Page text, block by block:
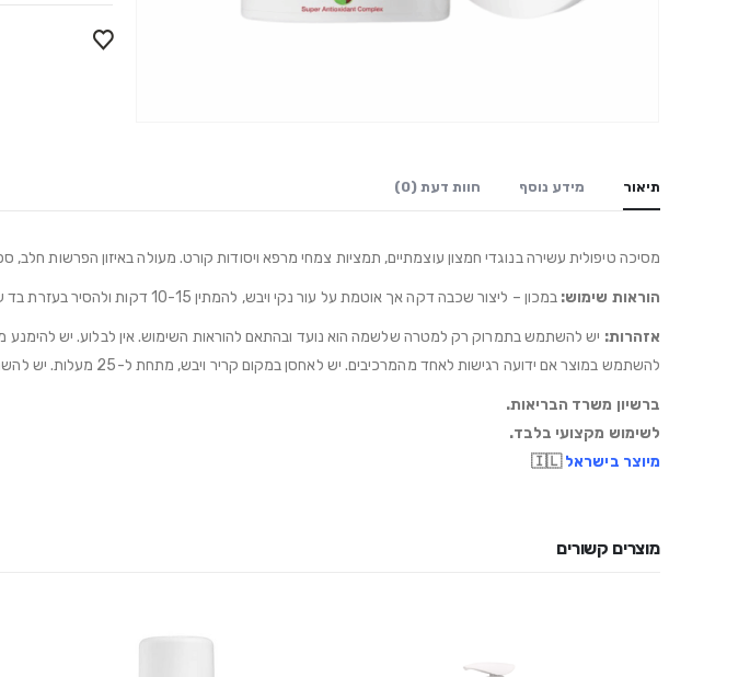
תיאור מידע נוסף חוות דעת (0)
מסיכה טיפולית עשירה בנוגדי חמצון עוצמתיים, תמציות צמחי מרפא ויסודות קורט. מעולה באיזון הפרשות חלב,
הוראות שימוש: במכון – ליצור שכבה דקה אך אוטמת על עור נקי ויבש, להמתין 10-15 דקות ולהסיר בעזרת בד עדין ולח כמעט את הכל. לעסות את המעט שנותר מהמסכה על העור.
אזהרות: יש להשתמש בתמרוק רק למטרה שלשמה הוא נועד ובהתאם להוראות השימוש. אין לבלוע. יש להימנע
להשתמש במוצר אם ידועה רגישות לאחד מהמרכיבים. יש לאחסן במקום קריר ויבש, מתחת ל-25 מעלות. יש להשתמש בשילוב עם תכשיר בעל מקדם הגנה SPF 15 לפחות. אין להשתמש בילדים מתחת לגיל 3.
ברשיון משרד הבריאות.
לשימוש מקצועי בלבד.
מיוצר בישראל🇮🇱
מוצרים קשורים